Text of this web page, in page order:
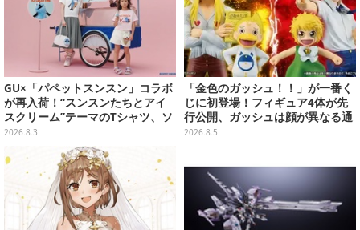
GU×「パペットスンスン」コラボ
が再入荷！“スンスンたちとアイ
スクリーム”テーマのTシャツ、ソ
ックスなどが対象
2026.8.3
「金色のガッシュ！！」が一番く
じに初登場！フィギュア4体が先
行公開、ガッシュは顔が異なる通
常/ザケルver.の2種
2026.8.5